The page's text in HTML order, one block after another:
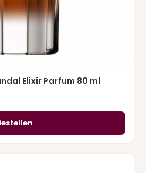
Elixir Parfum 80 ml